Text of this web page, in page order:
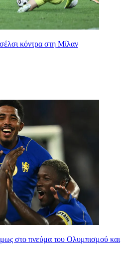
κόντρα στη Μίλαν
στο πνεύμα του Ολυμπισμού και